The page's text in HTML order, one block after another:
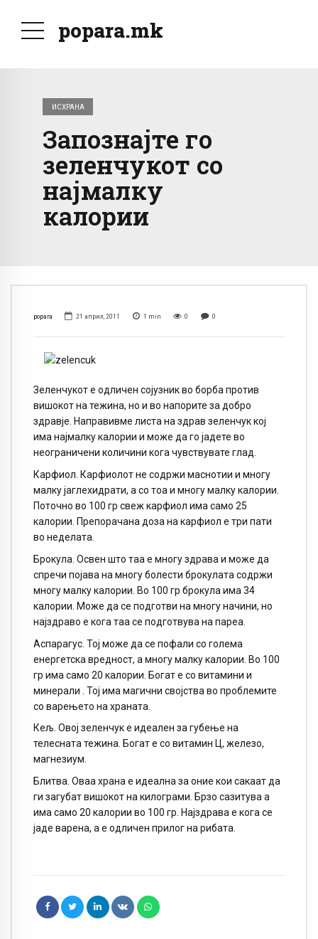
popara.mk
ИСХРАНА
Запознајте го
зеленчукот со
најмалку
калории
popara 21 април, 2011 1 min 0 0
Зеленчукот е одличен сојузник во борба против
вишокот на тежина, но и во напорите за добро
здравје. Направивме листа на здрав зеленчук кој
има најмалку калории и може да го јадете во
неограничени количини кога чувствувате глад.
Карфиол. Карфиолот не содржи маснотии и многу
малку јаглехидрати, а со тоа и многу малку калории.
Поточно во 100 гр свеж карфиол има само 25
калории. Препорачана доза на карфиол е три пати
во неделата.
Брокула. Освен што таа е многу здрава и може да
спречи појава на многу болести брокулата содржи
многу малку калории. Во 100 гр брокула има 34
калории. Може да се подготви на многу начини, но
најздраво е кога таа се подготвува на пареа.
Аспарагус. Тој може да се пофали со голема
енергетска вредност, а многу малку калории. Во 100
гр има само 20 калории. Богат е со витамини и
минерали . Тој има магични својства во проблемите
со варењето на храната.
Кељ. Овој зеленчук е идеален за губење на
телесната тежина. Богат е со витамин Ц, железо,
магнезиум.
Блитва. Оваа храна е идеална за оние кои сакаат да
ги загубат вишокот на килограми. Брзо сазитува а
има само 20 калории во 100 гр. Најздрава е кога се
јаде варена, а е одличен прилог на рибата.